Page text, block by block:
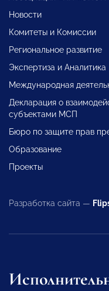
Новости
Комитеты и Комиссии
Региональное развитие
Экспертиза и Аналитика
Международная
Декларация о
субъектами МСП
Бюро по защите прав
Образование
Проекты
Разработка сайта —